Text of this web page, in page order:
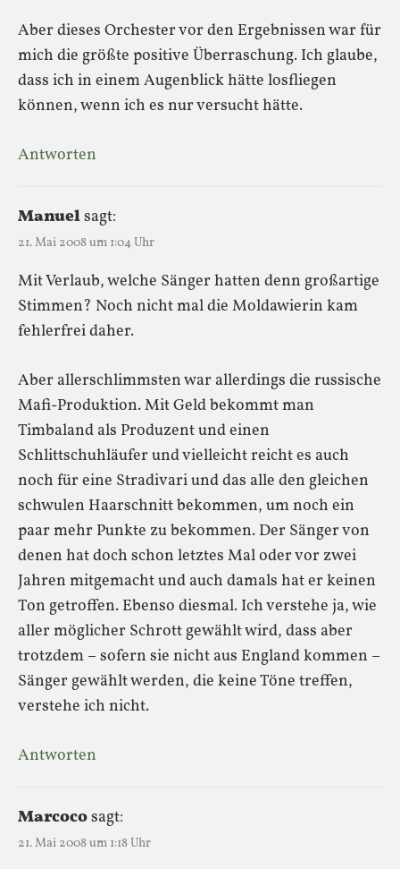
Aber dieses Orchester vor den Ergebnissen war für
mich die größte positive Überraschung. Ich glaube,
dass ich in einem Augenblick hätte losfliegen
können, wenn ich es nur versucht hätte.
Antworten
Manuelsagt:
21. Mai 2008 um 1:04 Uhr
Mit Verlaub, welche Sänger hatten denn großartige
Stimmen? Noch nicht mal die Moldawierin kam
fehlerfrei daher.
Aber allerschlimmsten war allerdings die russische
Mafi-Produktion. Mit Geld bekommt man
Timbaland als Produzent und einen
Schlittschuhläufer und vielleicht reicht es auch
noch für eine Stradivari und das alle den gleichen
schwulen Haarschnitt bekommen, um noch ein
paar mehr Punkte zu bekommen. Der Sänger von
denen hat doch schon letztes Mal oder vor zwei
Jahren mitgemacht und auch damals hat er keinen
Ton getroffen. Ebenso diesmal. Ich verstehe ja, wie
aller möglicher Schrott gewählt wird, dass aber
trotzdem – sofern sie nicht aus England kommen –
Sänger gewählt werden, die keine Töne treffen,
verstehe ich nicht.
Antworten
Marcocosagt:
21. Mai 2008 um 1:18 Uhr